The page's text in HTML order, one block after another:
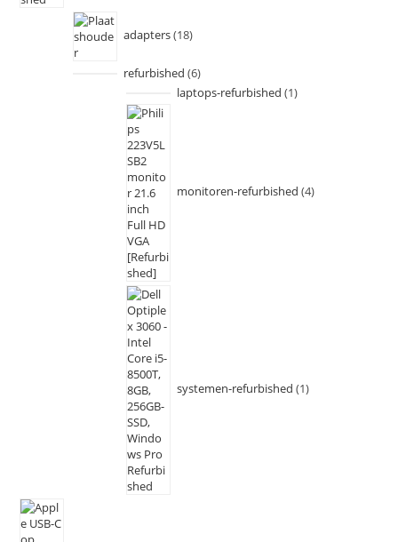
adapters 18
refurbished 6
laptops-refurbished 1
monitoren-refurbished 4
systemen-refurbished 1